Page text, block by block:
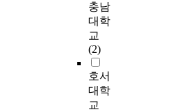
충남
대학
교
(2)
호서
대학
교